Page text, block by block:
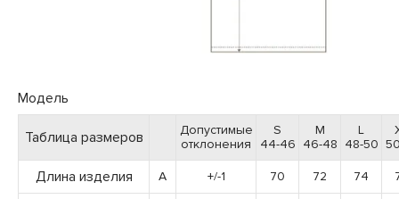
Модель
Таблица размеров
Допустимые
отклонения
S
44-46
M
46-48
L
48-50
Длина изделия A +/-1 70 72 74